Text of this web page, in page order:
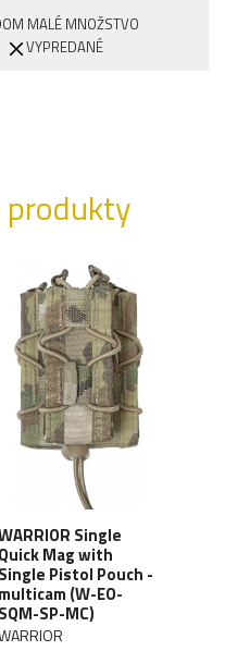
MALÉ MNOŽSTVO
VYPREDANÉ
Single
Quick Mag with
Single Pistol Pouch -
multicam (W-EO-
SQM-SP-MC)